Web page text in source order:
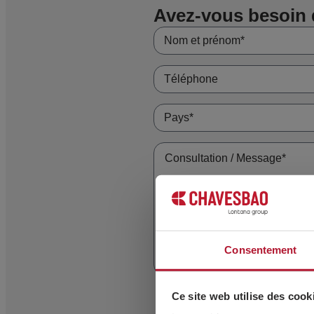
Consentement
Ce site web utilise des
Avez-vous
J’accepte que mes données